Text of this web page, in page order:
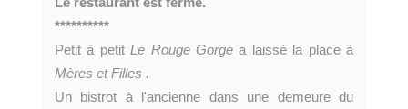
**********
Petit à petitLe Rouge Gorgea laissé la place à
Mères et Filles .
Un bistrot à l'ancienne dans une demeure du